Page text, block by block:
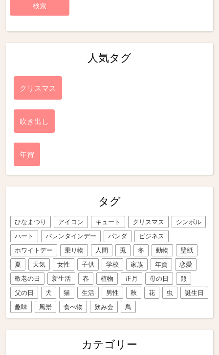
人気タグ
クリスマス
吹き出し
年賀
タグ
ひなまつり アイコン キュート クリスマス
シンボル
ハート
バレンタインデー パンダ
ビジネス
ホワイトデー
乗り物 人間 兎 冬 動物
壁紙
夏
天気 女性 子供 学校 家族 年賀
恋愛
敬老の日
新生活 春 植物 正月 母の日
熊
父の日
犬 猫 生活 男性 秋 花 虫
誕生日
趣味
風景 食べ物 飲み会 鳥
カテゴリー